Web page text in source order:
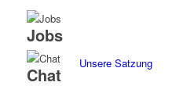
Unsere Satzung
Jobs
Chat